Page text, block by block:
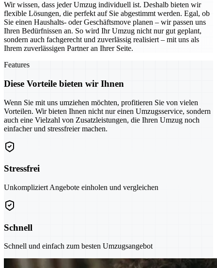
Wir wissen, dass jeder Umzug individuell ist. Deshalb bieten wir
flexible Lösungen, die perfekt auf Sie abgestimmt werden. Egal, ob
Sie einen Haushalts- oder Geschäftsmove planen – wir passen uns
Ihren Bedürfnissen an. So wird Ihr Umzug nicht nur gut geplant,
sondern auch fachgerecht und zuverlässig realisiert – mit uns als
Ihrem zuverlässigen Partner an Ihrer Seite.
Features
Diese Vorteile bieten wir Ihnen
Wenn Sie mit uns umziehen möchten, profitieren Sie von vielen
Vorteilen. Wir bieten Ihnen nicht nur einen Umzugsservice, sondern
auch eine Vielzahl von Zusatzleistungen, die Ihren Umzug noch
einfacher und stressfreier machen.
Stressfrei
Unkompliziert Angebote einholen und vergleichen
Schnell
Schnell und einfach zum besten Umzugsangebot